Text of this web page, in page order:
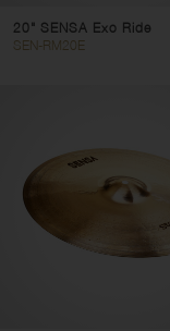
20" SENSA Exo Ride
SEN-RM20E